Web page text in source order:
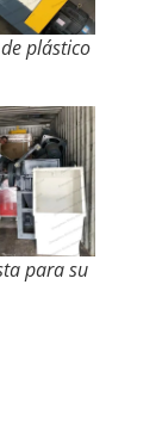
plástico
para su